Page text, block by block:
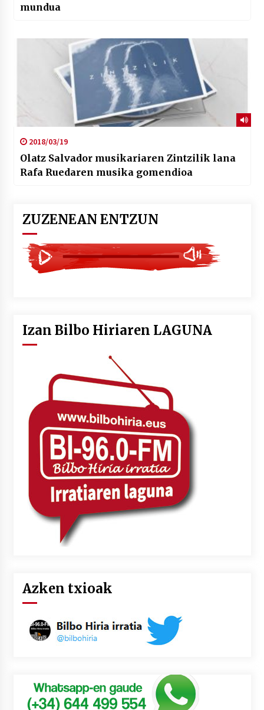
mundua
2018/03/19
Olatz Salvador musikariaren Zintzilik lana
Rafa Ruedaren musika gomendioa
ZUZENEAN ENTZUN
Izan Bilbo Hiriaren LAGUNA
Azken txioak